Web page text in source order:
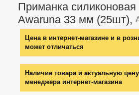
Приманка
Awaruna 33 мм (25шт),
Цена в интернет-магазине и в
может отличаться
Наличие товара и актуальную
менеджера интернет-магазина